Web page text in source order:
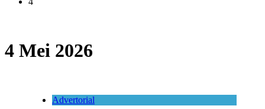
4 Mei 2026
Advertorial